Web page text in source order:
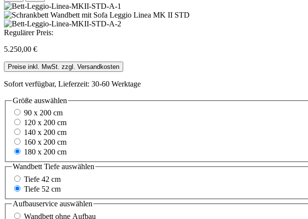
Regulärer Preis:
5.250,00 €
Preise inkl. MwSt. zzgl. Versandkosten
Sofort verfügbar, Lieferzeit: 30-60 Werktage
Größe auswählen
90 x 200 cm
120 x 200 cm
140 x 200 cm
160 x 200 cm
180 x 200 cm
Wandbett Tiefe auswählen
Tiefe 42 cm
Tiefe 52 cm
Aufbauservice auswählen
Wandbett ohne Aufbau